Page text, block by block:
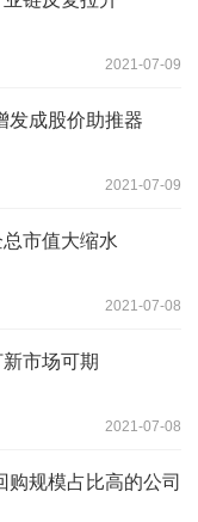
2021-07-09
发成股价助推器
2021-07-09
市值大缩水
2021-07-08
市场可期
2021-07-08
购规模占比高的公司